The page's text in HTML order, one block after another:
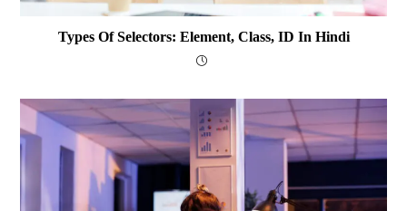
Types Of Selectors: Element, Class, ID In Hindi